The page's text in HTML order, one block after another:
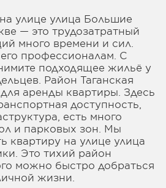
улице улица Большие
— это трудозатратный
много времени и сил.
профессионалам. С
подходящее жильё у
Район Таганская
аренды квартиры. Здесь
доступность,
есть много
и парковых зон. Мы
квартиру на улице улица
Это тихий район
можно быстро добраться
жизни.